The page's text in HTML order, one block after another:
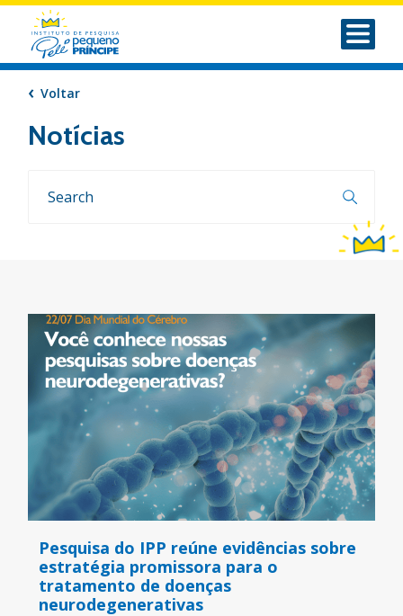
Voltar
Notícias
Pesquisa do IPP reúne evidências sobre
estratégia promissora para o
tratamento de doenças
neurodegenerativas